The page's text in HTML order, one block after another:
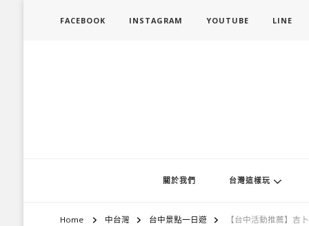
FACEBOOK INSTAGRAM YOUTUBE LINE
關於我們 台灣這樣玩
Home 中台灣 台中景點一日遊 【台中活動推薦】吉